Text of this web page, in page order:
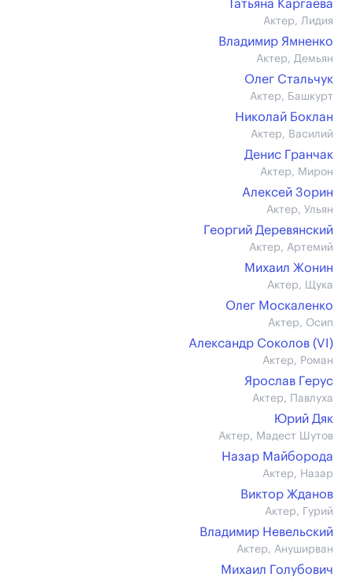
Татьяна Каргаева
Актер, Лидия
Владимир Ямненко
Актер, Демьян
Олег Стальчук
Актер, Башкурт
Николай Боклан
Актер, Василий
Денис Гранчак
Актер, Мирон
Алексей Зорин
Актер, Ульян
Георгий Деревянский
Актер, Артемий
Михаил Жонин
Актер, Щука
Олег Москаленко
Актер, Осип
Александр Соколов (VI)
Актер, Роман
Ярослав Герус
Актер, Павлуха
Юрий Дяк
Актер, Мадест Шутов
Назар Майборода
Актер, Назар
Виктор Жданов
Актер, Гурий
Владимир Невельский
Актер, Ануширван
Михаил Голубович